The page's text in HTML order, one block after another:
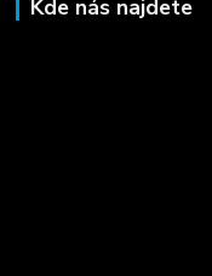
Kde nás najdete